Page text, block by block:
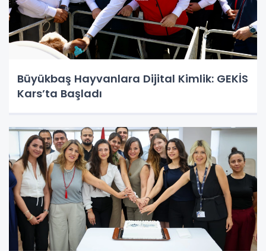
Büyükbaş Hayvanlara Dijital Kimlik: GEKİS
Kars’ta Başladı